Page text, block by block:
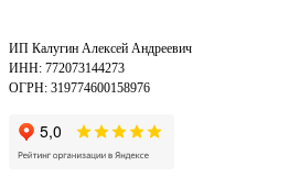
ИП Калугин Алексей Андреевич
ИНН: 772073144273
ОГРН: 319774600158976